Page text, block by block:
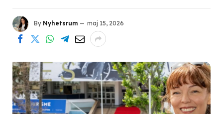
By Nyhetsrum maj 15, 2026